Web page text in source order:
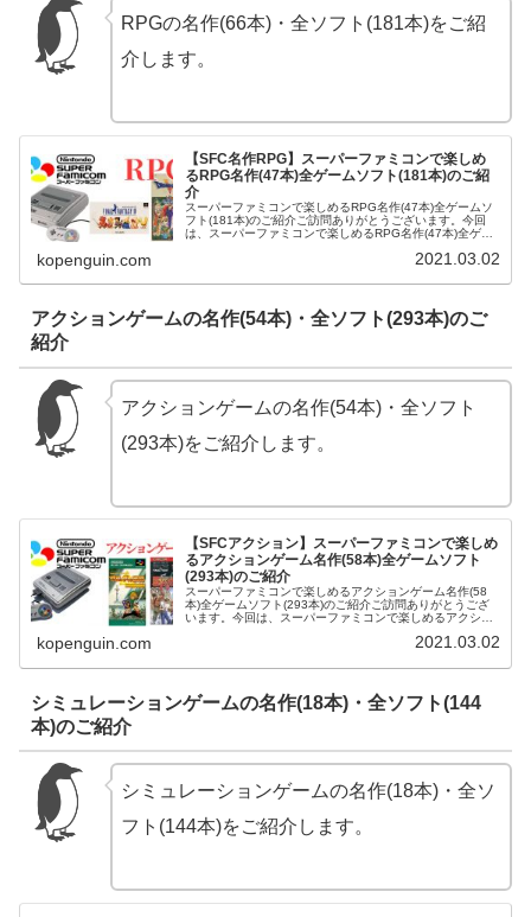
RPGの名作(66本)・全ソフト(181本)をご紹
介します。
【SFC名作RPG】スーパーファミコンで楽しめ
るRPG名作(47本)全ゲームソフト(181本)のご紹
介
スーパーファミコンで楽しめるRPG名作(47本)全ゲームソ
フト(181本)のご紹介ご訪問ありがとうございます。今回
は、スーパーファミコンで楽しめるRPG名作(47本)全ゲー
kopenguin.com 2021.03.02
アクションゲームの名作(54本)・全ソフト(293本)のご
紹介
アクションゲームの名作(54本)・全ソフト
(293本)をご紹介します。
【SFCアクション】スーパーファミコンで楽しめ
るアクションゲーム名作(58本)全ゲームソフト
(293本)のご紹介
スーパーファミコンで楽しめるアクションゲーム名作(58
本)全ゲームソフト(293本)のご紹介ご訪問ありがとうござ
います。今回は、スーパーファミコンで楽しめるアクショ
kopenguin.com 2021.03.02
シミュレーションゲームの名作(18本)・全ソフト(144
本)のご紹介
シミュレーションゲームの名作(18本)・全ソ
フト(144本)をご紹介します。